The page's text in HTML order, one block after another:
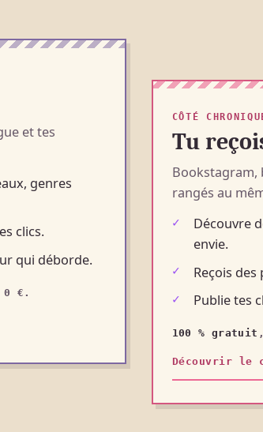
et tes
genres
clics.
qui déborde.
0 €.
CÔTÉ
Tu
Bookstagram,
rangés au
Découvre
envie.
Reçois
Publie tes
100 % gratuit
Découvrir le